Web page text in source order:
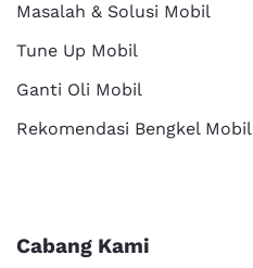
Masalah & Solusi Mobil
Tune Up Mobil
Ganti Oli Mobil
Rekomendasi Bengkel Mobil
Cabang Kami